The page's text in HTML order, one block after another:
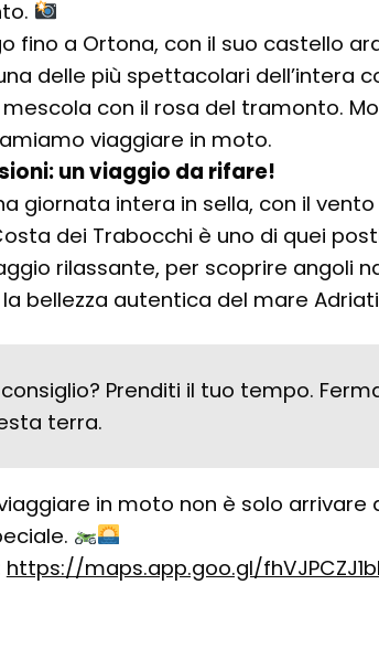
fino a Ortona, con il suo castello
delle più spettacolari dell’intera
con il rosa del tramonto.
viaggiare in moto.
un viaggio da rifare!
giornata intera in sella, con il
dei Trabocchi è uno di quei
rilassante, per scoprire angoli
bellezza autentica del mare
consiglio? Prenditi il tuo tempo.
terra.
in moto non è solo
https://maps.app.goo.gl/